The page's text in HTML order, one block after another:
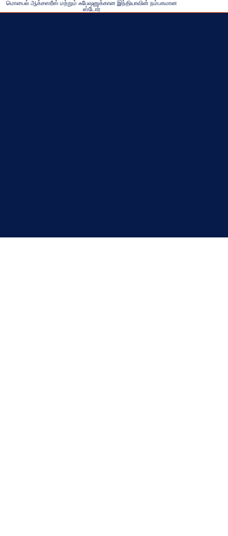
மொபைல் ஆக்சஸரீஸ் மற்றும் ஃபேஷனுக்கான இந்தியாவின் நம்பகமான
ஸ்டோர்